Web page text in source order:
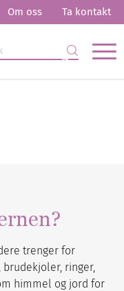
Om oss Ta kontakt
trenger for
ringer,
himmel og jord for